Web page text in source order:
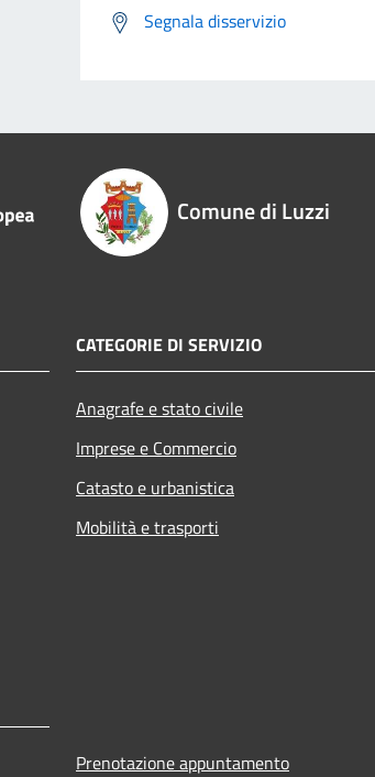
Segnala disservizio
Comune di Luzzi
CATEGORIE DI SERVIZIO
Anagrafe e stato civile
Imprese e Commercio
Catasto e urbanistica
Mobilità e trasporti
Prenotazione appuntamento